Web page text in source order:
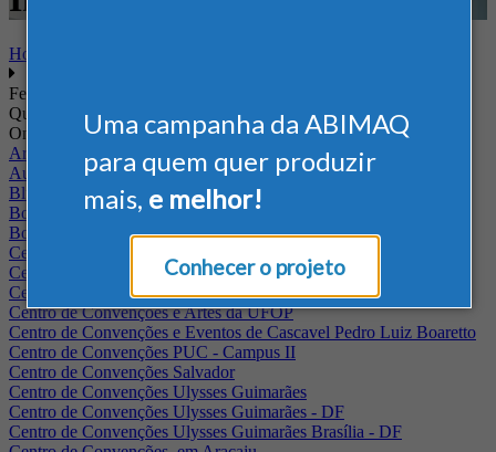
Uma campanha da ABIMAQ
para quem quer produzir
mais, e melhor!
Conhecer o projeto
Home
Feiras
Quando
Onde
Arena Jaguariuna
Auditório Albano Franco - FIEPA
Blumenau - SC
BolognaFiere
Boulevard Olimpico - RJ
Centro Internacional de Convenções do Brasil, em Brasília
Centro de Convenções - SE
Centro de Convenções de Pernambuco - PE
Centro de Convenções e Artes da UFOP
Centro de Convenções e Eventos de Cascavel Pedro Luiz Boaretto
Centro de Convenções PUC - Campus II
Centro de Convenções Salvador
Centro de Convenções Ulysses Guimarães
Centro de Convenções Ulysses Guimarães - DF
Centro de Convenções Ulysses Guimarães Brasília - DF